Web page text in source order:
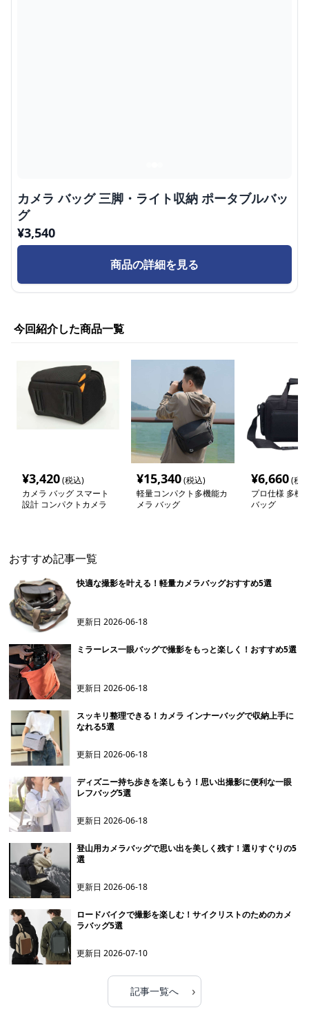
カメラ バッグ 三脚・ライト収納 ポータブルバッ
グ
¥3,540
商品の詳細を見る
今回紹介した商品一覧
¥3,420(税込)
カメラ バッグ スマート
設計 コンパクトカメラ
¥15,340(税込)
軽量コンパクト多機能カ
メラ バッグ
¥6,660(税
プロ仕様 多機
バッグ
おすすめ記事一覧
快適な撮影を叶える！軽量カメラバッグおすすめ5選
更新日2026-06-18
ミラーレス一眼バッグで撮影をもっと楽しく！おすすめ5選
更新日2026-06-18
スッキリ整理できる！カメラ インナーバッグで収納上手に
なれる5選
更新日2026-06-18
ディズニー持ち歩きを楽しもう！思い出撮影に便利な一眼
レフバッグ5選
更新日2026-06-18
登山用カメラバッグで思い出を美しく残す！選りすぐりの5
選
更新日2026-06-18
ロードバイクで撮影を楽しむ！サイクリストのためのカメ
ラバッグ5選
更新日2026-07-10
記事一覧へ ›